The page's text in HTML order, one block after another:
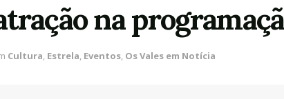
na
Cultura, Estrela, Eventos, Os Vales em Notícia